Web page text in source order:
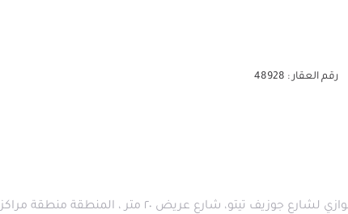
رقم العقار : 48928
المركز يقع في الهايكستب شارع ابو عز الموازي لشارع جوزيف تيتو، شارع عريض ٢٠ متر ، المنطقة منطقة مراكز